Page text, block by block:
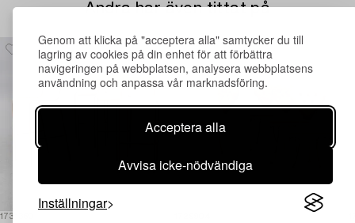
Genom att klicka på "acceptera alla" samtycker du till
lagring av cookies på din enhet för att förbättra
navigeringen på webbplatsen, analysera webbplatsens
användning och anpassa vår marknadsföring.
Acceptera alla
Avvisa icke-nödvändiga
Inställningar
Andra har även tittat på
1731360